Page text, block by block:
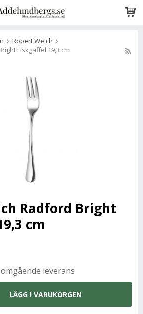
Robert Welch
Fiskgaffel 19,3 cm
Radford Bright
cm
leverans
LÄGG I VARUKORGEN